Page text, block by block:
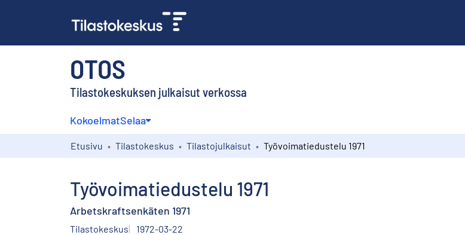
OTOS
Tilastokeskuksen julkaisut verkossa
KokoelmatSelaa
Etusivu Tilastokeskus Tilastojulkaisut Työvoimatiedustelu 1971
Työvoimatiedustelu 1971
Arbetskraftsenkäten 1971
Tilastokeskus 1972-03-22